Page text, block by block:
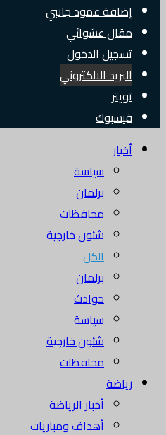
إضافة عمود جانبي
مقال عشوائي
تسجيل الدخول
البريد الالكتروني
تويتر
فيسبوك
أخبار
سياسة
برلمان
محافظات
شئون خارجية
الكل
برلمان
حوادث
سياسة
شئون خارجية
محافظات
رياضة
أخبار الرياضة
أهداف ومباريات